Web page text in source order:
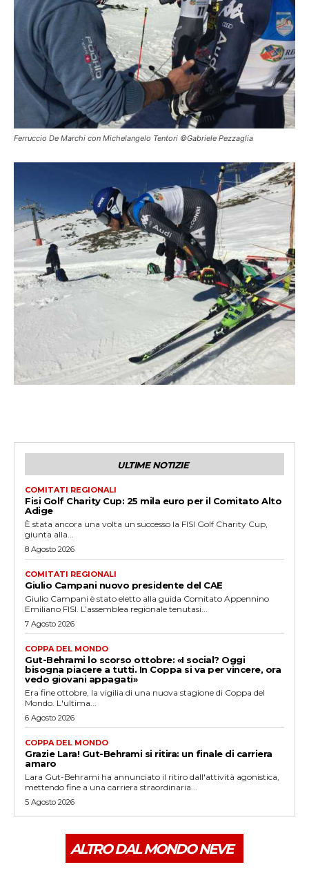
Ferruccio De Marchi con Michelangelo Tentori ©Gabriele Pezzaglia
ULTIME NOTIZIE
COMITATI REGIONALI
Fisi Golf Charity Cup: 25 mila euro per il Comitato Alto
Adige
È stata ancora una volta un successo la FISI Golf Charity Cup,
giunta alla...
8 Agosto 2026
COMITATI REGIONALI
Giulio Campani nuovo presidente del CAE
Giulio Campani è stato eletto alla guida Comitato Appennino
Emiliano FISI. L’assemblea regionale tenutasi...
7 Agosto 2026
COPPA DEL MONDO
Gut-Behrami lo scorso ottobre: «I social? Oggi
bisogna piacere a tutti. In Coppa si va per vincere, ora
vedo giovani appagati»
Era fine ottobre, la vigilia di una nuova stagione di Coppa del
Mondo. L'ultima...
6 Agosto 2026
COPPA DEL MONDO
Grazie Lara! Gut-Behrami si ritira: un finale di carriera
amaro
Lara Gut-Behrami ha annunciato il ritiro dall'attività agonistica,
mettendo fine a una carriera straordinaria...
5 Agosto 2026
ALTRO DAL MONDO NEVE